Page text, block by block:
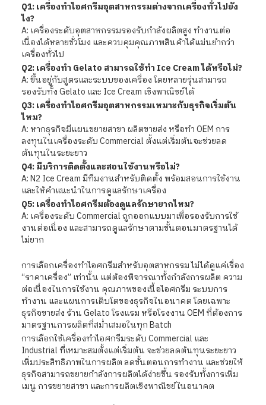
Q1: เครื่องทำไอศกรีมอุตสาหกรรมต่างจากเครื่องทั่วไปยัง
ไง?
A: เครื่องระดับอุตสาหกรรมรองรับกำลังผลิตสูง ทำงานต่อ
เนื่องได้หลายชั่วโมง และควบคุมคุณภาพสินค้าได้แม่นยำกว่า
เครื่องทั่วไป
Q2: เครื่องทำ Gelato สามารถใช้ทำ Ice Cream ได้หรือไม่?
A: ขึ้นอยู่กับสูตรและระบบของเครื่อง โดยหลายรุ่นสามารถ
รองรับทั้ง Gelato และ Ice Cream เชิงพาณิชย์ได้
Q3: เครื่องทำไอศกรีมอุตสาหกรรมเหมาะกับธุรกิจเริ่มต้น
ไหม?
A: หากธุรกิจมีแผนขยายสาขา ผลิตขายส่ง หรือทำ OEM การ
ลงทุนในเครื่องระดับ Commercial ตั้งแต่เริ่มต้นจะช่วยลด
ต้นทุนในระยะยาว
Q4: มีบริการติดตั้งและสอนใช้งานหรือไม่?
A: N2 Ice Cream มีทีมงานสำหรับติดตั้ง พร้อมสอนการใช้งาน
และให้คำแนะนำในการดูแลรักษาเครื่อง
Q5: เครื่องทำไอศกรีมต้องดูแลรักษายากไหม?
A: เครื่องระดับ Commercial ถูกออกแบบมาเพื่อรองรับการใช้
งานต่อเนื่อง และสามารถดูแลรักษาตามขั้นตอนมาตรฐานได้
ไม่ยาก
การเลือกเครื่องทำไอศกรีมสำหรับอุตสาหกรรม ไม่ได้ดูแค่เรื่อง
“ราคาเครื่อง” เท่านั้น แต่ต้องพิจารณาทั้งกำลังการผลิต ความ
ต่อเนื่องในการใช้งาน คุณภาพของเนื้อไอศกรีม ระบบการ
ทำงาน และแผนการเติบโตของธุรกิจในอนาคต โดยเฉพาะ
ธุรกิจขายส่ง ร้าน Gelato โรงแรม หรือโรงงาน OEM ที่ต้องการ
มาตรฐานการผลิตที่สม่ำเสมอในทุก Batch
การเลือกใช้เครื่องทำไอศกรีมระดับ Commercial และ
Industrial ที่เหมาะสมตั้งแต่เริ่มต้น จะช่วยลดต้นทุนระยะยาว
เพิ่มประสิทธิภาพในการผลิต ลดขั้นตอนการทำงาน และช่วยให้
ธุรกิจสามารถขยายกำลังการผลิตได้ง่ายขึ้น รองรับทั้งการเพิ่ม
เมนู การขยายสาขา และการผลิตเชิงพาณิชย์ในอนาคต